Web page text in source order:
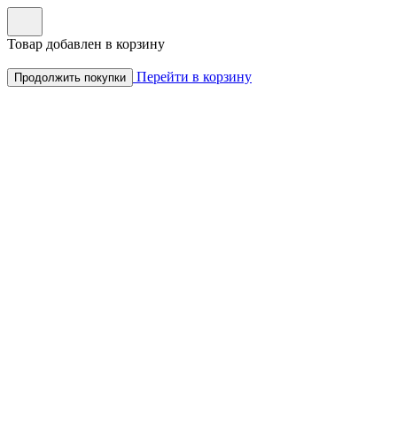
Товар добавлен в корзину
Продолжить покупки Перейти в корзину